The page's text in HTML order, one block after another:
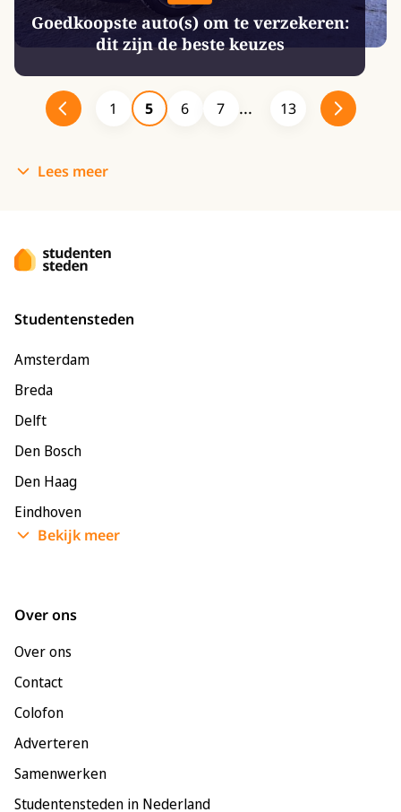
Goedkoopste auto(s) om te verzekeren:
dit zijn de beste keuzes
1 5 6 7 13
Lees meer
Studentensteden
Amsterdam
Breda
Delft
Den Bosch
Den Haag
Eindhoven
Enschede
Maastricht
Nijmegen
Rotterdam
Tilburg
Utrecht
Bekijk meer
Over ons
Over ons
Contact
Colofon
Adverteren
Samenwerken
Studentensteden in Nederland